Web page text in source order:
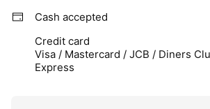
Cash accepted
Credit card
Visa / Mastercard / JCB / Diners
Express